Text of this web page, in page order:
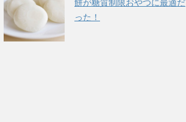
餅が糖質制限おやつに最適だ
った！